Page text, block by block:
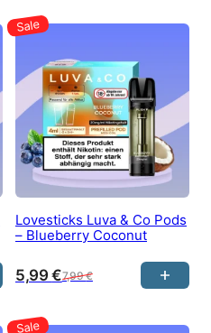
Lovesticks Luva & Co Pods
– Blueberry Coconut
7,99€
5,99€